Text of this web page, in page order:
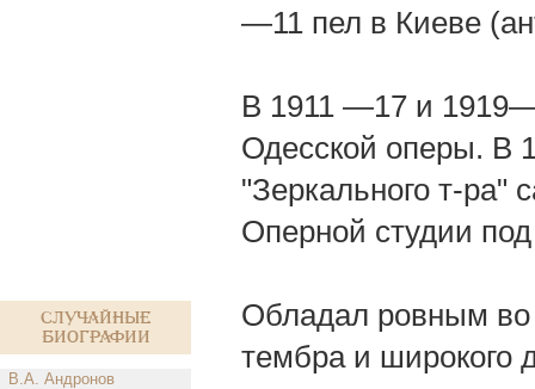
Случайные
биографии
В.А. Андронов
—11 пел в Киеве
В 1911 —17 и
Одесской оперы. В
"Зеркального т-
Оперной студии
Обладал ровным во
тембра и широкого